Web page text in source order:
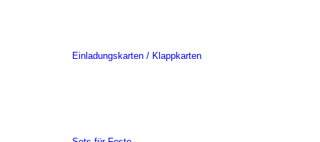
Einladungskarten / Klappkarten